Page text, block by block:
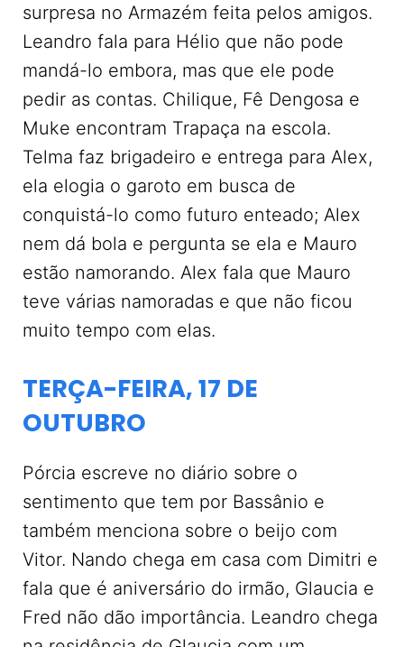
surpresa no Armazém feita pelos amigos.
Leandro fala para Hélio que não pode
mandá-lo embora, mas que ele pode
pedir as contas. Chilique, Fê Dengosa e
Muke encontram Trapaça na escola.
Telma faz brigadeiro e entrega para Alex,
ela elogia o garoto em busca de
conquistá-lo como futuro enteado; Alex
nem dá bola e pergunta se ela e Mauro
estão namorando. Alex fala que Mauro
teve várias namoradas e que não ficou
muito tempo com elas.
TERÇA-FEIRA, 17 DE
OUTUBRO
Pórcia escreve no diário sobre o
sentimento que tem por Bassânio e
também menciona sobre o beijo com
Vitor. Nando chega em casa com Dimitri e
fala que é aniversário do irmão, Glaucia e
Fred não dão importância. Leandro chega